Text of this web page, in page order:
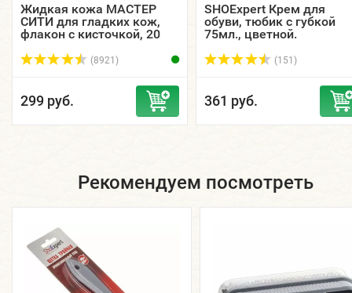
Жидкая кожа МАСТЕР
СИТИ для гладких кож,
флакон с кисточкой, 20
(8921)
299 руб.
SHOExpert Крем для
обуви, тюбик с губкой
75мл., цветной.
(151)
361 руб.
Рекомендуем посмотреть